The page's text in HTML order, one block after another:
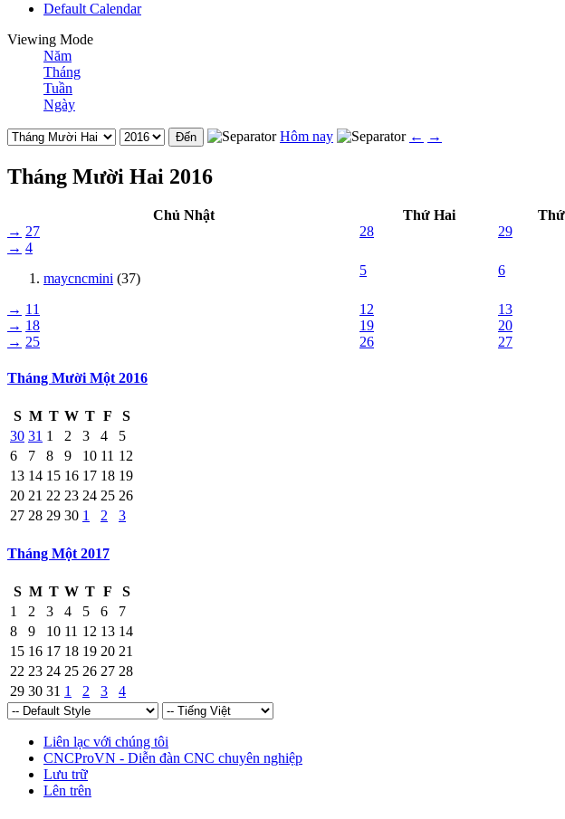
Default Calendar
Viewing Mode
Năm
Tháng
Tuần
Ngày
Hôm nay ← →
Tháng Mười Hai 2016
Chủ Nhật Thứ Hai
→ 27 28 29
→ 4
maycncmini (37)
5 6
→ 11 12 13
→ 18 19 20
→ 25 26 27
Tháng Mười Một 2016
S M T W T F
S
30 31 1 2 3 4
5
6
7 8 9 10 11 12
13 14 15 16 17 18 19
20 21 22 23 24 25 26
27 28 29 30 1 2 3
Tháng Một 2017
S M T W T F
S
1
2 3 4 5 6
7
8
9 10 11 12 13 14
15 16 17 18 19 20 21
22 23 24 25 26 27 28
29 30 31 1 2 3 4
Liên lạc với chúng tôi
CNCProVN - Diễn đàn CNC chuyên nghiệp
Lưu trữ
Lên trên